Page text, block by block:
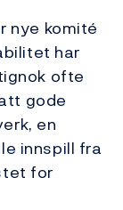
nye komité
har
ofte
gode
en
innspill fra
for